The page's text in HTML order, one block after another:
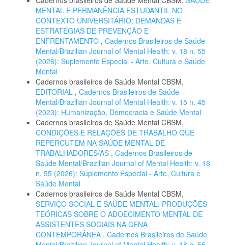
MENTAL E PERMANÊNCIA ESTUDANTIL NO
CONTEXTO UNIVERSITÁRIO: DEMANDAS E
ESTRATÉGIAS DE PREVENÇÃO E
ENFRENTAMENTO , Cadernos Brasileiros de Saúde
Mental/Brazilian Journal of Mental Health: v. 18 n. 55
(2026): Suplemento Especial - Arte, Cultura e Saúde
Mental
Cadernos brasileiros de Saúde Mental CBSM,
EDITORIAL , Cadernos Brasileiros de Saúde
Mental/Brazilian Journal of Mental Health: v. 15 n. 45
(2023): Humanização, Democracia e Saúde Mental
Cadernos brasileiros de Saúde Mental CBSM,
CONDIÇÕES E RELAÇÕES DE TRABALHO QUE
REPERCUTEM NA SAÚDE MENTAL DE
TRABALHADORES/AS , Cadernos Brasileiros de
Saúde Mental/Brazilian Journal of Mental Health: v. 18
n. 55 (2026): Suplemento Especial - Arte, Cultura e
Saúde Mental
Cadernos brasileiros de Saúde Mental CBSM,
SERVIÇO SOCIAL E SAÚDE MENTAL: PRODUÇÕES
TEÓRICAS SOBRE O ADOECIMENTO MENTAL DE
ASSISTENTES SOCIAIS NA CENA
CONTEMPORÂNEA , Cadernos Brasileiros de Saúde